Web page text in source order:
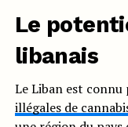
Le
libanais
Le Liban est connu
illégales de